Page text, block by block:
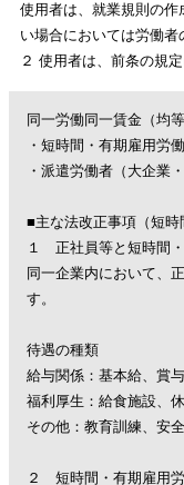
使用者は、就業規則の
い場合においては労働
２ 使用者は、前条の規
同一労働同一賃金（均
・短時間・有期雇用労
・派遣労働者（大企業
■主な法改正事項（短時
１ 正社員等と短時間
同一企業内において、
す。
待遇の種類
給与関係：基本給、賞
福利厚生：給食施設、
その他：教育訓練、安
２ 短時間・有期雇用